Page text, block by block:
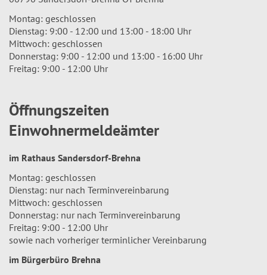
Montag: geschlossen
Dienstag: 9:00 - 12:00 und 13:00 - 18:00 Uhr
Mittwoch: geschlossen
Donnerstag: 9:00 - 12:00 und 13:00 - 16:00 Uhr
Freitag: 9:00 - 12:00 Uhr
Öffnungszeiten
Einwohnermeldeämter
im Rathaus Sandersdorf-Brehna
Montag: geschlossen
Dienstag: nur nach Terminvereinbarung
Mittwoch: geschlossen
Donnerstag: nur nach Terminvereinbarung
Freitag: 9:00 - 12:00 Uhr
sowie nach vorheriger terminlicher Vereinbarung
im Bürgerbüro Brehna